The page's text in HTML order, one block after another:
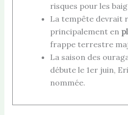
risques pour les
La tempête devrait
principalement en
frappe terrestre
La saison des
débute le 1er juin,
nommée.